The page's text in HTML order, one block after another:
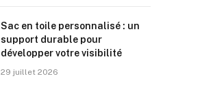
Sac en toile personnalisé : un
support durable pour
développer votre visibilité
29 juillet 2026